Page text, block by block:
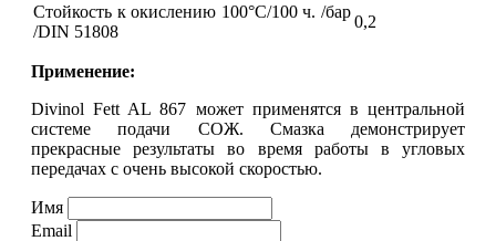
Стойкость к окислению 100°С/100 ч. /бар
/DIN 51808
0,2
Применение:
Divinol Fett AL 867 может применятся в центральной
системе подачи СОЖ. Смазка демонстрирует
прекрасные результаты во время работы в угловых
передачах с очень высокой скоростью.
Имя
Email